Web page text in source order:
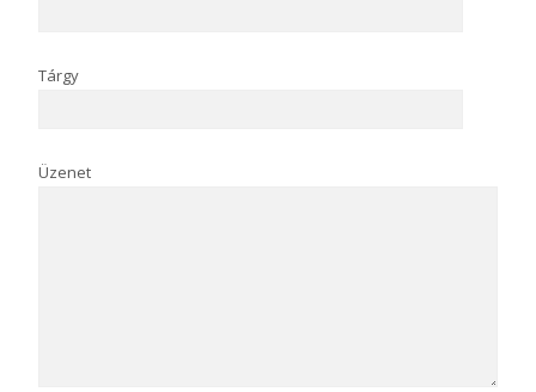
Tárgy
Üzenet